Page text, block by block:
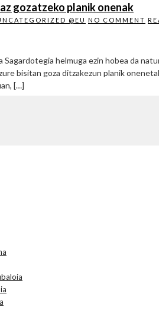
gozatzeko planik onenak
@EU NO COMMENT
helmuga ezin hobea da
bisitan goza ditzakezun planik
[…]